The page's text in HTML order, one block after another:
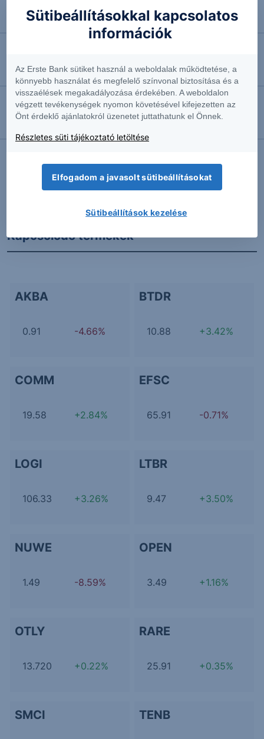
Négyhavi mélyponton a forint
EURUSD: munkapiaci jelentésre várva
2026.08.07. 10:37
További Erste elemzések
Kapcsolódó termékek
AKBA
0.91 -4.66%
BTDR
10.88 +3.42%
COMM
19.58 +2.84%
EFSC
65.91 -0.71%
LOGI
106.33 +3.26%
LTBR
9.47 +3.50%
NUWE
1.49 -8.59%
OPEN
3.49 +1.16%
OTLY
13.720 +0.22%
RARE
25.91 +0.35%
SMCI TENB
Sütibeállításokkal kapcsolatos
információk
Az Erste Bank sütiket használ a weboldalak működtetése, a
könnyebb használat és megfelelő színvonal biztosítása és a
visszaélések megakadályozása érdekében. A weboldalon
végzett tevékenységek nyomon követésével kifejezetten az
Önt érdeklő ajánlatokról üzenetet juttathatunk el Önnek.
Részletes süti tájékoztató letöltése
Elfogadom a javasolt sütibeállításokat
Sütibeállítások kezelése